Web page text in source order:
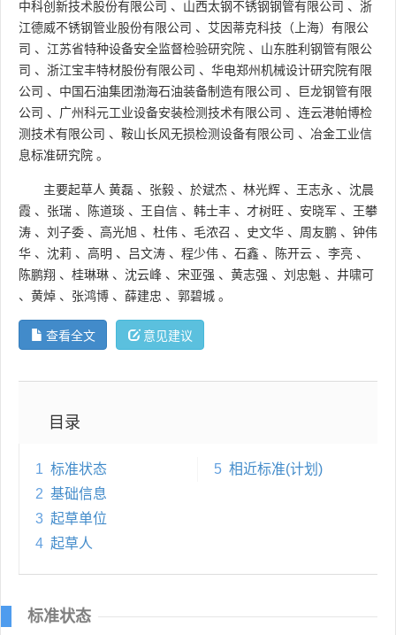
中科创新技术股份有限公司 、 山西太钢不锈钢钢管有限公司 、 浙
江德威不锈钢管业股份有限公司 、 艾因蒂克科技（上海）有限公
司 、 江苏省特种设备安全监督检验研究院 、 山东胜利钢管有限公
司 、 浙江宝丰特材股份有限公司 、 华电郑州机械设计研究院有限
公司 、 中国石油集团渤海石油装备制造有限公司 、
巨龙钢管有限
公司 、 广州科元工业设备安装检测技术有限公司 、 连云港帕博检
测技术有限公司 、 鞍山长风无损检测设备有限公司 、 冶金工业信
息标准研究院 。
主要起草人 黄磊 、 张毅 、 於斌杰 、 林光辉 、 王志永 、 沈晨
霞 、 张瑞 、 陈道琰 、 王自信 、 韩士丰 、 才树旺 、 安晓军 、 王攀
涛 、 刘子委 、 高光旭 、 杜伟 、 毛浓召 、 史文华 、 周友鹏 、 钟伟
华 、 沈莉 、 高明 、 吕文涛 、 程少伟 、 石鑫 、 陈开云 、 李亮 、
陈鹏翔 、 桂琳琳 、 沈云峰 、 宋亚强 、 黄志强 、 刘忠魁 、 井啸可
、 黄焯 、 张鸿博 、 薛建忠 、 郭碧城 。
查看全文 意见建议
目录
1 标准状态
2 基础信息
3 起草单位
4 起草人
5 相近标准(计划)
标准状态